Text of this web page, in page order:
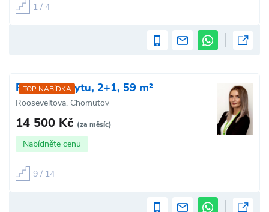
1 / 4
TOP NABÍDKA
Pronájem bytu, 2+1, 59 m²
Rooseveltova, Chomutov
14 500 Kč (za měsíc)
Nabídněte cenu
9 / 14